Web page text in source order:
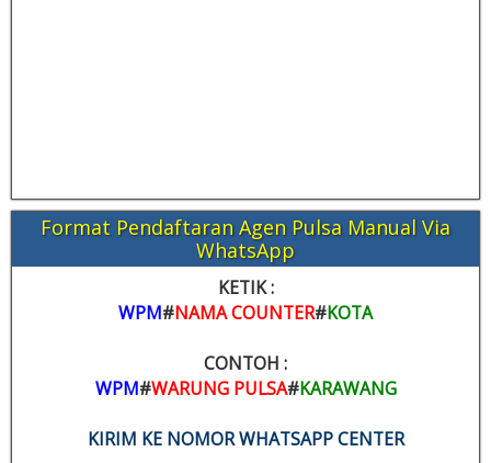
Format Pendaftaran Agen Pulsa Manual Via
WhatsApp
KETIK :
WPM#NAMA COUNTER#KOTA
CONTOH :
WPM#WARUNG PULSA#KARAWANG
KIRIM KE NOMOR WHATSAPP CENTER